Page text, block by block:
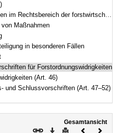
der forstwirtschaftlichen Zusammenschlüsse
Maßnahmen
in besonderen Fällen
für Forstordnungswidrigkeiten
(Art. 46)
und Schlussvorschriften (Art. 47–52)
Gesamtansicht
Download
DruckenVorheriges